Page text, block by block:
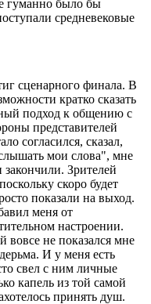
гуманно было бы
средневековые
сценарного финала. В
кратко сказать
подход к общению с
представителей
согласился, сказал,
мои слова", мне
Зрителей
скоро будет
показали на выход.
меня от
настроении.
вовсе не показался мне
И у меня есть
свел с ним личные
капель из той самой
принять душ.